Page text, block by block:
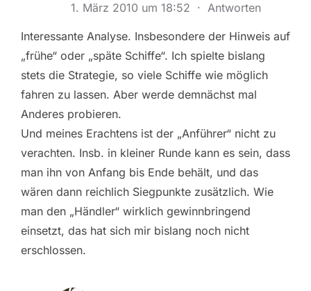
1. März 2010 um 18:52 · Antworten
Interessante Analyse. Insbesondere der Hinweis auf
„frühe“ oder „späte Schiffe“. Ich spielte bislang
stets die Strategie, so viele Schiffe wie möglich
fahren zu lassen. Aber werde demnächst mal
Anderes probieren.
Und meines Erachtens ist der „Anführer“ nicht zu
verachten. Insb. in kleiner Runde kann es sein, dass
man ihn von Anfang bis Ende behält, und das
wären dann reichlich Siegpunkte zusätzlich. Wie
man den „Händler“ wirklich gewinnbringend
einsetzt, das hat sich mir bislang noch nicht
erschlossen.